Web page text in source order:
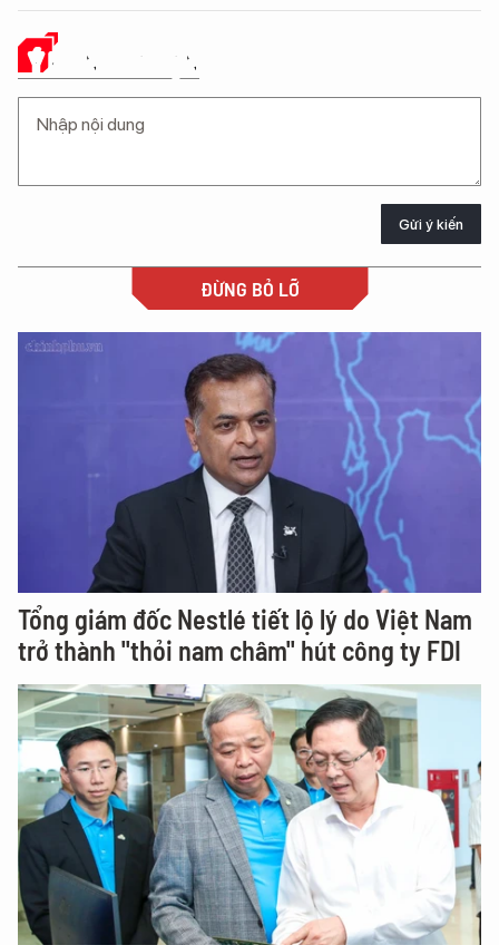
Ý KIẾN CỦA BẠN
Gửi ý kiến
ĐỪNG BỎ LỠ
Tổng giám đốc Nestlé tiết lộ lý do Việt Nam
trở thành "thỏi nam châm" hút công ty FDI